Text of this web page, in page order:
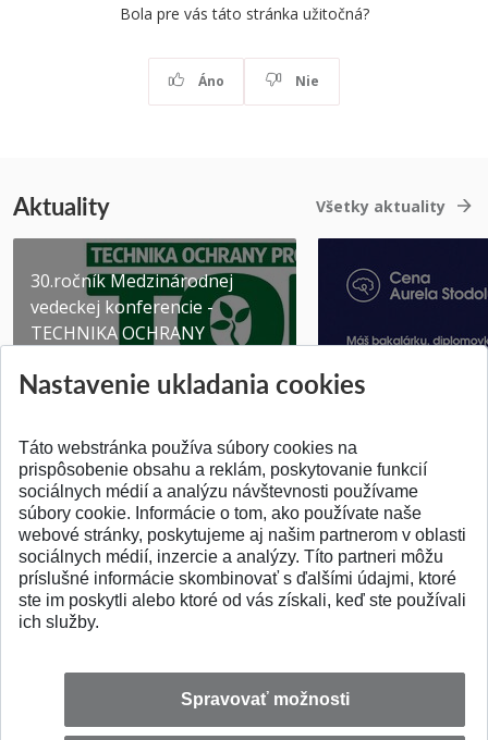
Bola pre vás táto stránka užitočná?
Áno Nie
Aktuality Všetky aktuality
30.ročník Medzinárodnej
vedeckej konferencie -
TECHNIKA OCHRANY
Pridané 03.08.2026 Pridané 07.07.2026
SPÄŤ NA VRCH
Nastavenie ukladania cookies
Táto webstránka používa súbory cookies na
prispôsobenie obsahu a reklám, poskytovanie funkcií
sociálnych médií a analýzu návštevnosti používame
súbory cookie. Informácie o tom, ako používate naše
webové stránky, poskytujeme aj našim partnerom v oblasti
sociálnych médií, inzercie a analýzy. Títo partneri môžu
príslušné informácie skombinovať s ďalšími údajmi, ktoré
ste im poskytli alebo ktoré od vás získali, keď ste používali
ich služby.
Spravovať možnosti